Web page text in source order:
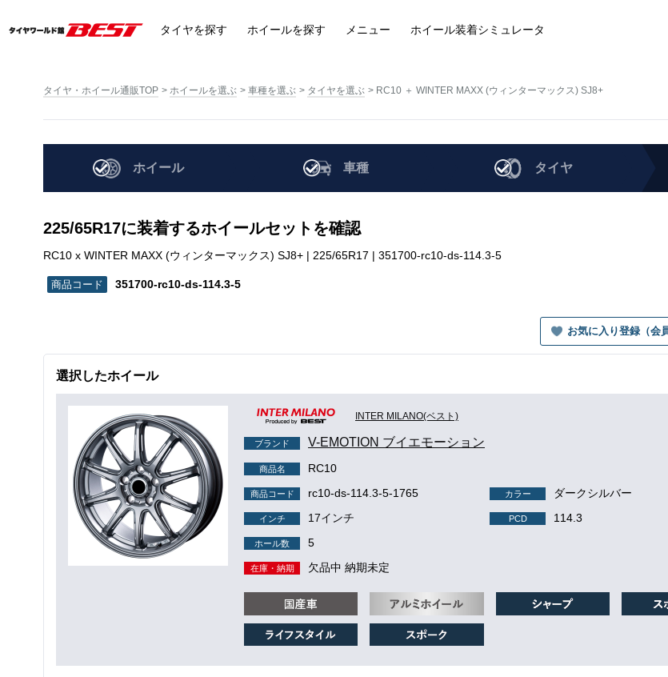
タイヤを探す ホイールを探す メニュー ホイール装着シミュレータ
タイヤ・ホイール通販TOP ホイールを選ぶ 車種を選ぶ タイヤを選ぶ RC10 ＋ WINTER MAXX (ウィンターマックス) SJ8+
ホイール 車種 タイヤ
225/65R17に装着するホイールセットを確認
RC10 x WINTER MAXX (ウィンターマックス) SJ8+ | 225/65R17 | 351700-rc10-ds-114.3-5
351700-rc10-ds-114.3-5
お気に入り登録（会
選択したホイール
INTER MILANO(ベスト)
ブランド V-EMOTION ブイエモーション
商品名 RC10
商品コード rc10-ds-114.3-5-1765 カラー ダークシルバー
インチ 17インチ PCD 114.3
ホール数 5
在庫・納期 欠品中 納期未定